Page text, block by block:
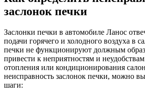
заслонок печки
Заслонки печки в автомобиле Ланос
подачи горячего и холодного воздуха в
печки не функционируют должным
привести к неприятностям и
отопления или кондиционирования
неисправность заслонок печки, можно
шаги: